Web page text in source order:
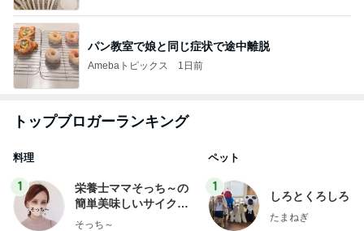
パン教室で娘と同じ症状で途中離脱
Amebaトピックス 1日前
トップブロガーランキング
料理
1
栄養士ママそっち～の
簡単美味しいサイクル
献立
そっち～
ペット
1
しろとくろしろ
たまねぎ